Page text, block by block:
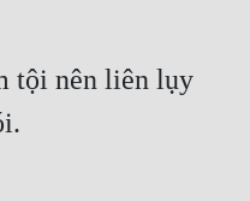
tội nên liên lụy